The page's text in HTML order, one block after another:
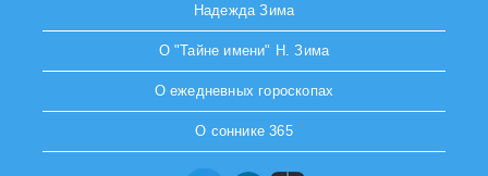
Надежда Зима
О "Тайне имени" Н. Зима
О ежедневных гороскопах
О соннике 365